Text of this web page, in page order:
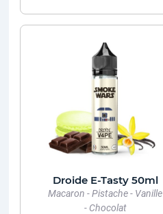
Droide E-Tasty 50ml
Macaron - Pistache - Vanille
- Chocolat